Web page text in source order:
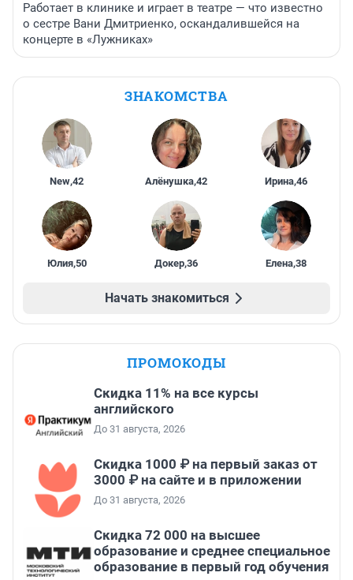
Работает в клинике и играет в театре — что известно
о сестре Вани Дмитриенко, оскандалившейся на
концерте в «Лужниках»
ЗНАКОМСТВА
New,42 Алёнушка,42 Ирина,46
Юлия,50 Докер,36 Елена,38
Начать знакомиться
ПРОМОКОДЫ
Скидка 11% на все курсы
английского
До 31 августа, 2026
Скидка 1000 ₽ на первый заказ от
3000 ₽ на сайте и в приложении
До 31 августа, 2026
Скидка 72 000 на высшее
образование и среднее специальное
образование в первый год обучения